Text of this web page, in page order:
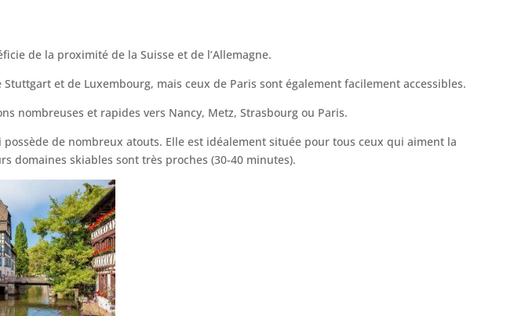
de la proximité de la Suisse et de l’Allemagne.
et de Luxembourg, mais ceux de Paris sont également facilement accessibles.
nombreuses et rapides vers Nancy, Metz, Strasbourg ou Paris.
de nombreux atouts. Elle est idéalement située pour tous ceux qui aiment la
domaines skiables sont très proches (30-40 minutes).